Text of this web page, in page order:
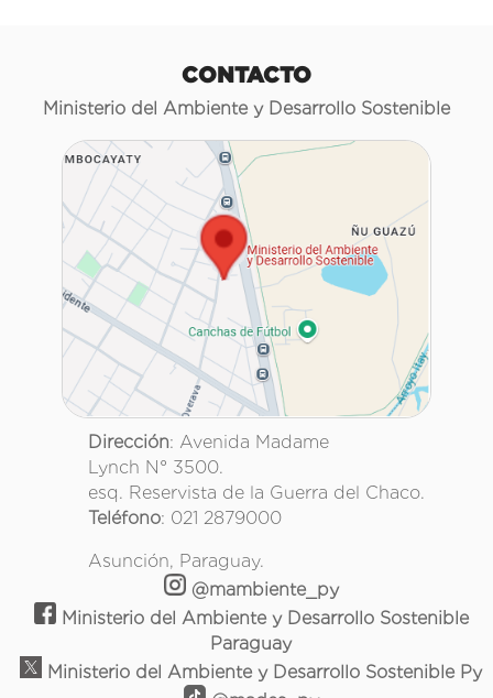
CONTACTO
Ministerio del Ambiente y Desarrollo Sostenible
Dirección: Avenida Madame
Lynch N° 3500.
esq. Reservista de la Guerra del Chaco.
Teléfono: 021 2879000
Asunción, Paraguay.
@mambiente_py
Ministerio del Ambiente y Desarrollo Sostenible
Paraguay
Ministerio del Ambiente y Desarrollo Sostenible Py